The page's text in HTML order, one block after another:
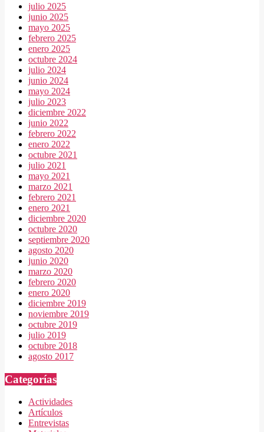
julio 2025
junio 2025
mayo 2025
febrero 2025
enero 2025
octubre 2024
julio 2024
junio 2024
mayo 2024
julio 2023
diciembre 2022
junio 2022
febrero 2022
enero 2022
octubre 2021
julio 2021
mayo 2021
marzo 2021
febrero 2021
enero 2021
diciembre 2020
octubre 2020
septiembre 2020
agosto 2020
junio 2020
marzo 2020
febrero 2020
enero 2020
diciembre 2019
noviembre 2019
octubre 2019
julio 2019
octubre 2018
agosto 2017
Categorías
Actividades
Artículos
Entrevistas